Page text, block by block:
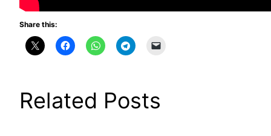
Share this:
Related Posts